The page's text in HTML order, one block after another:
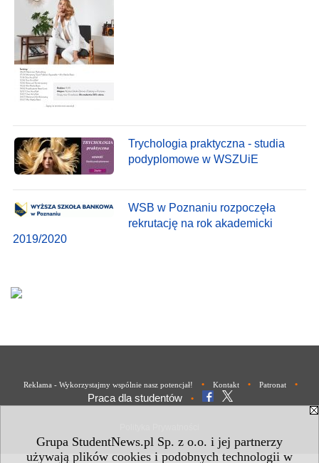
Grupa StudentNews.pl Sp. z o.o. i jej partnerzy
używają plików cookies i podobnych technologii w
Trychologia praktyczna - studia
podyplomowe w WSZUiE
WSB w Poznaniu rozpoczęła
rekrutację na rok akademicki
2019/2020
Reklama - Wykorzystajmy wspólnie nasz potencjał! • Kontakt • Patronat •
Praca dla studentów •